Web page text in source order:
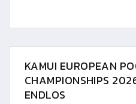
KAMUI EUROPEAN
CHAMPIONSHIPS
ENDLOS